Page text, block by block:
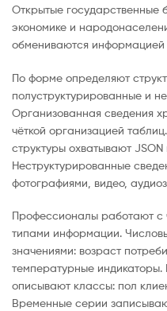
Открытые
экономике и
обмениваются
По форме определяют
полуструктурированные и
Организованная сведения
чёткой организацией
структуры охватывают
Неструктурированные
фотографиями, видео,
Профессионалы работают с
типами информации.
значениями: возраст
температурные индикаторы.
описывают классы: пол
Временные серии